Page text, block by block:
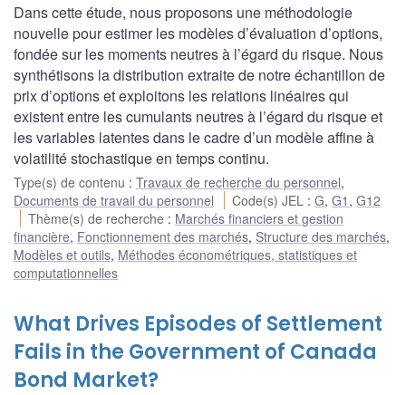
Dans cette étude, nous proposons une méthodologie
nouvelle pour estimer les modèles d’évaluation d’options,
fondée sur les moments neutres à l’égard du risque. Nous
synthétisons la distribution extraite de notre échantillon de
prix d’options et exploitons les relations linéaires qui
existent entre les cumulants neutres à l’égard du risque et
les variables latentes dans le cadre d’un modèle affine à
volatilité stochastique en temps continu.
Type(s) de contenu : Travaux de recherche du personnel,
Documents de travail du personnel
Code(s) JEL :G,G1 ,G12
Thème(s) de recherche : Marchés financiers et gestion
financière, Fonctionnement des marchés, Structure des marchés,
Modèles et outils, Méthodes économétriques, statistiques et
computationnelles
What Drives Episodes of Settlement
Fails in the Government of Canada
Bond Market?